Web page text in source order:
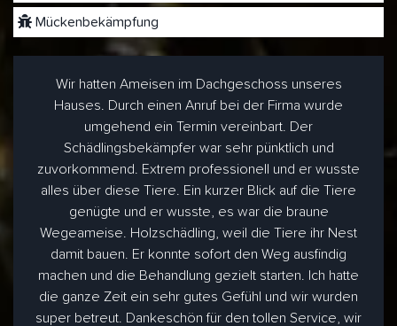
Mückenbekämpfung
Wir hatten Ameisen im Dachgeschoss unseres
Hauses. Durch einen Anruf bei der Firma wurde
umgehend ein Termin vereinbart. Der
Schädlingsbekämpfer war sehr pünktlich und
zuvorkommend. Extrem professionell und er wusste
alles über diese Tiere. Ein kurzer Blick auf die Tiere
genügte und er wusste, es war die braune
Wegeameise. Holzschädling, weil die Tiere ihr Nest
damit bauen. Er konnte sofort den Weg ausfindig
machen und die Behandlung gezielt starten. Ich hatte
die ganze Zeit ein sehr gutes Gefühl und wir wurden
super betreut. Dankeschön für den tollen Service, wir